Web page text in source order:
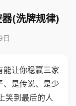
(洗牌规律)
日
能让你稳赢三家
、是传说、是少
笑到最后的人